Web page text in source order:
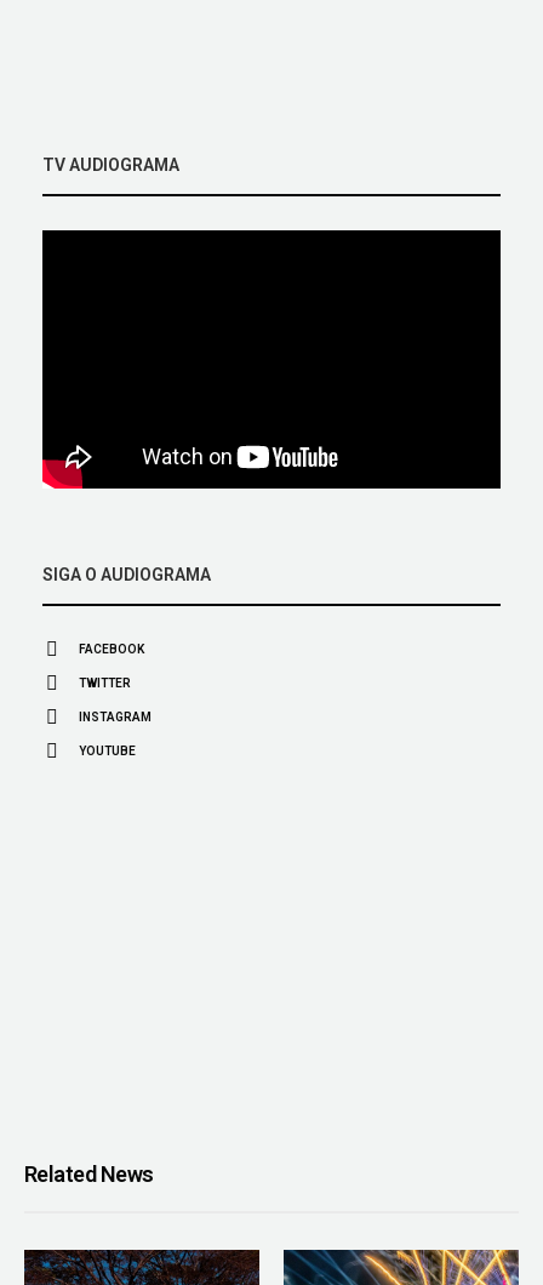
TV AUDIOGRAMA
SIGA O AUDIOGRAMA
FACEBOOK
TWITTER
INSTAGRAM
YOUTUBE
Related News